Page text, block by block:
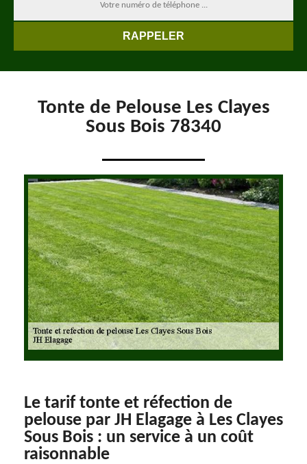
Tonte de Pelouse Les Clayes
Sous Bois 78340
Le tarif tonte et réfection de
pelouse par JH Elagage à Les Clayes
Sous Bois : un service à un coût
raisonnable